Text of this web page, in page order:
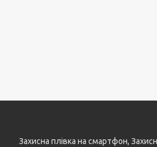
Захисна плівка на смартфон,